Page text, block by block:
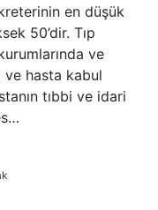
en düşük
50’dir. Tıp
ve
ve hasta kabul
tıbbi ve idari